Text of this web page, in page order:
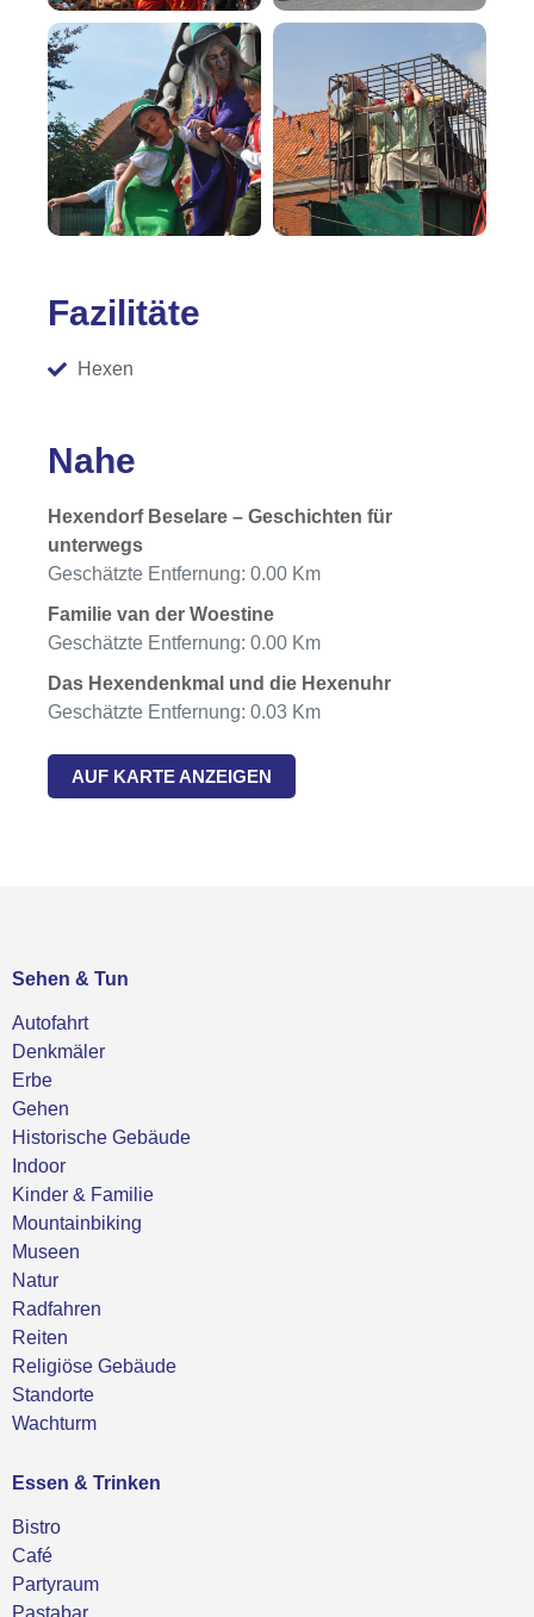
Fazilitäte
Hexen
Nahe
Hexendorf Beselare – Geschichten für
unterwegs
Geschätzte Entfernung: 0.00 Km
Familie van der Woestine
Geschätzte Entfernung: 0.00 Km
Das Hexendenkmal und die Hexenuhr
Geschätzte Entfernung: 0.03 Km
AUF KARTE ANZEIGEN
Sehen & Tun
Autofahrt
Denkmäler
Erbe
Gehen
Historische Gebäude
Indoor
Kinder & Familie
Mountainbiking
Museen
Natur
Radfahren
Reiten
Religiöse Gebäude
Standorte
Wachturm
Essen & Trinken
Bistro
Café
Partyraum
Pastabar